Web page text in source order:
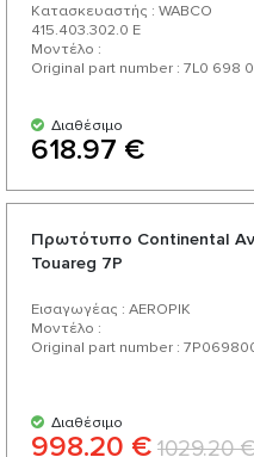
Κατασκευαστής : WABCO
415.403.302.0 E
Μοντέλο :
Original part number : 7L0 698
Διαθέσιμο
618.97 €
Πρωτότυπο Continental
Touareg 7P
Εισαγωγέας : AEROPIK
Μοντέλο :
Original part number :
Διαθέσιμο
998.20 € 1029.20